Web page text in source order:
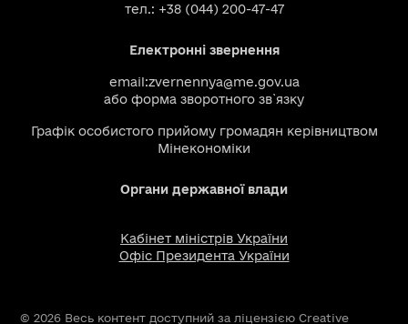
тел.: +38 (044) 200-47-47
Електронні звернення
email:zvernennya@me.gov.ua
або форма зворотного зв`язку
Графік особистого прийому громадян керівництвом
Мінекономіки
Органи державної влади
Кабінет міністрів України
Офіс Президента України
© 2026 Весь контент доступний за ліцензією Creative